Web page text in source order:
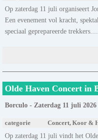
Op zaterdag 11 juli organiseert
Een evenement vol kracht,
speciaal geprepareerde trekkers......
Olde Haven Concert in
Borculo - Zaterdag 11 juli 2026
categorie Concert, Koor &
Op zaterdag 11 juli vindt het